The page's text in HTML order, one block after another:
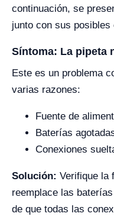
continuación, se
junto con sus
Síntoma: La pipeta
Este es un problema
varias razones:
Fuente de
Baterías
Conexiones
Solución: Verifique la
reemplace las
de que todas las